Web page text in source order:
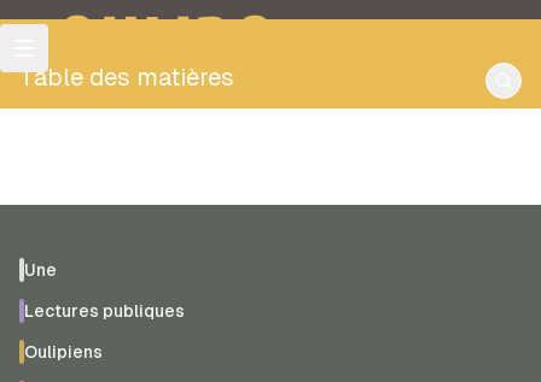
OULIPO
Table des matières
Une
Lectures publiques
Oulipiens